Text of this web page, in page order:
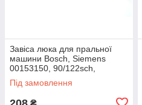
Завіса люка для пральної
машини Bosch, Siemens
00153150, 90/122sch,
Siemens 00153150, 90/122
Під замовлення